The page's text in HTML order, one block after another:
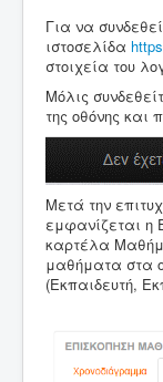
Για να
ιστοσελίδα
στοιχεία του
Μόλις
της οθόνης και
Μετά την
εμφανίζεται
καρτέλα
μαθήματα στα
(Εκπαιδευτή,